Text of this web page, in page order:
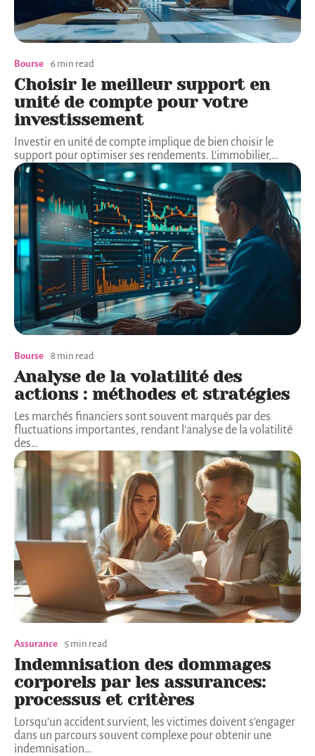
Bourse 6 min read
Choisir le meilleur support en
unité de compte pour votre
investissement
Investir en unité de compte implique de bien choisir le
support pour optimiser ses rendements. L'immobilier,…
Bourse 8 min read
Analyse de la volatilité des
actions : méthodes et stratégies
Les marchés financiers sont souvent marqués par des
fluctuations importantes, rendant l'analyse de la volatilité
des…
Assurance 5 min read
Indemnisation des dommages
corporels par les assurances:
processus et critères
Lorsqu'un accident survient, les victimes doivent s'engager
dans un parcours souvent complexe pour obtenir une
indemnisation…